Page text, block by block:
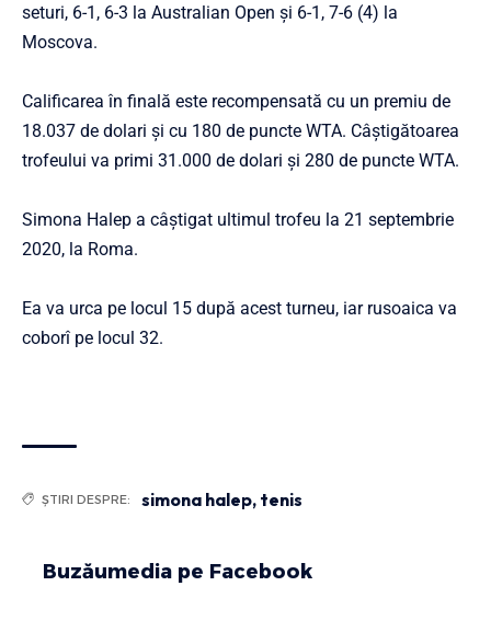
seturi, 6-1, 6-3 la Australian Open și 6-1, 7-6 (4) la
Moscova.
Calificarea în finală este recompensată cu un premiu de
18.037 de dolari şi cu 180 de puncte WTA. Câştigătoarea
trofeului va primi 31.000 de dolari şi 280 de puncte WTA.
Simona Halep a câştigat ultimul trofeu la 21 septembrie
2020, la Roma.
Ea va urca pe locul 15 după acest turneu, iar rusoaica va
coborî pe locul 32.
ȘTIRI DESPRE: simona halep, tenis
Buzăumedia pe Facebook